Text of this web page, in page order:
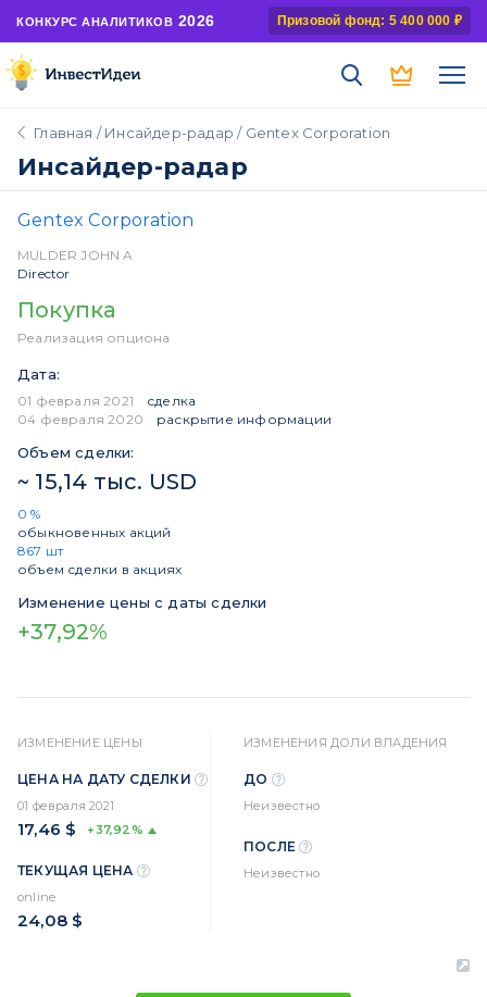
КОНКУРС АНАЛИТИКОВ 2026 Призовой фонд: 5 400 000 ₽
Главная /Инсайдер-радар / Gentex Corporation
Инсайдер-радар
Gentex Corporation
MULDER JOHN A
Director
Покупка
Реализация опциона
Дата:
01 февраля 2021
сделка
04 февраля 2020
раскрытие информации
Объем сделки:
~ 15,14 тыс. USD
0 %
обыкновенных акций
867 шт
объем сделки в акциях
Изменение цены с даты сделки
+37,92%
ИЗМЕНЕНИЕ ЦЕНЫ
ЦЕНА НА ДАТУ СДЕЛКИ
01 февраля 2021
17,46 $ +37,92%
ТЕКУЩАЯ ЦЕНА
online
24,08 $
ИЗМЕНЕНИЯ ДОЛИ ВЛАДЕНИЯ
ДО
Неизвестно
ПОСЛЕ
Неизвестно